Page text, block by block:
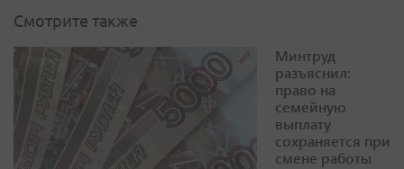
Смотрите также
Минтруд
разъяснил:
право на
семейную
выплату
сохраняется при
смене работы